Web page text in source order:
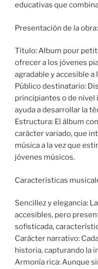
educativas que
Presentación de la obra:
Título: Album pour
ofrecer a los jóvenes
agradable y accesible a
Público destinatario:
principiantes o de
ayuda a desarrollar la
Estructura: El álbum
carácter variado, que
música a la vez que
jóvenes músicos.
Características
Sencillez y elegancia:
accesibles, pero
sofisticada,
Carácter narrativo:
historia, capturando la
Armonía rica: Aunque